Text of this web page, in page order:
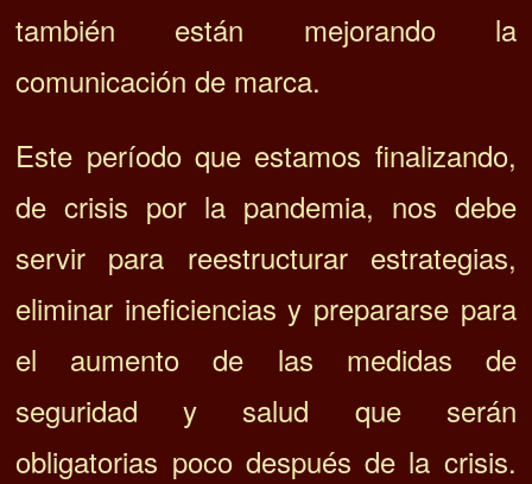
también están mejorando la
comunicación de marca.
Este período que estamos finalizando,
de crisis por la pandemia, nos debe
servir para reestructurar estrategias,
eliminar ineficiencias y prepararse para
el aumento de las medidas de
seguridad y salud que serán
obligatorias poco después de la crisis.